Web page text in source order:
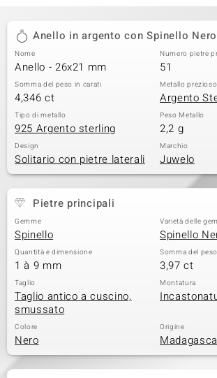
Anello in argento con Spinello Nero
Nome
Anello - 26x21 mm
Numero pietre
51
Somma del peso in carati
4,346 ct
Metallo prezioso
Argento
Tipo di metallo
925 Argento sterling
Peso Metallo
2,2 g
Design
Solitario con pietre laterali
Marchio
Juwelo
Pietre principali
Gemme
Spinello
Varietà delle
Spinello
Quantità e dimensione
1 à 9 mm
Somma del
3,97 ct
Taglio
Taglio antico a cuscino,
smussato
Montatura
Colore
Nero
Origine